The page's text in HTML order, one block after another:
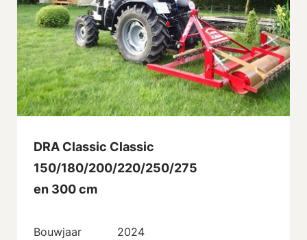
DRA Classic Classic
150/180/200/220/250/275
en 300 cm
Bouwjaar
2024